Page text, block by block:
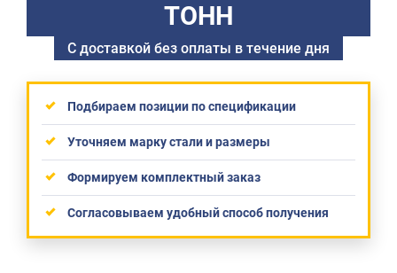
ТОНН
С доставкой без оплаты в течение дня
Подбираем позиции по спецификации
Уточняем марку стали и размеры
Формируем комплектный заказ
Согласовываем удобный способ получения